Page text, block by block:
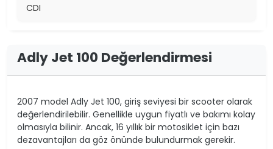
CDI
Adly Jet 100 Değerlendirmesi
2007 model Adly Jet 100, giriş seviyesi bir scooter olarak
değerlendirilebilir. Genellikle uygun fiyatlı ve bakımı kolay
olmasıyla bilinir. Ancak, 16 yıllık bir motosiklet için bazı
dezavantajları da göz önünde bulundurmak gerekir.